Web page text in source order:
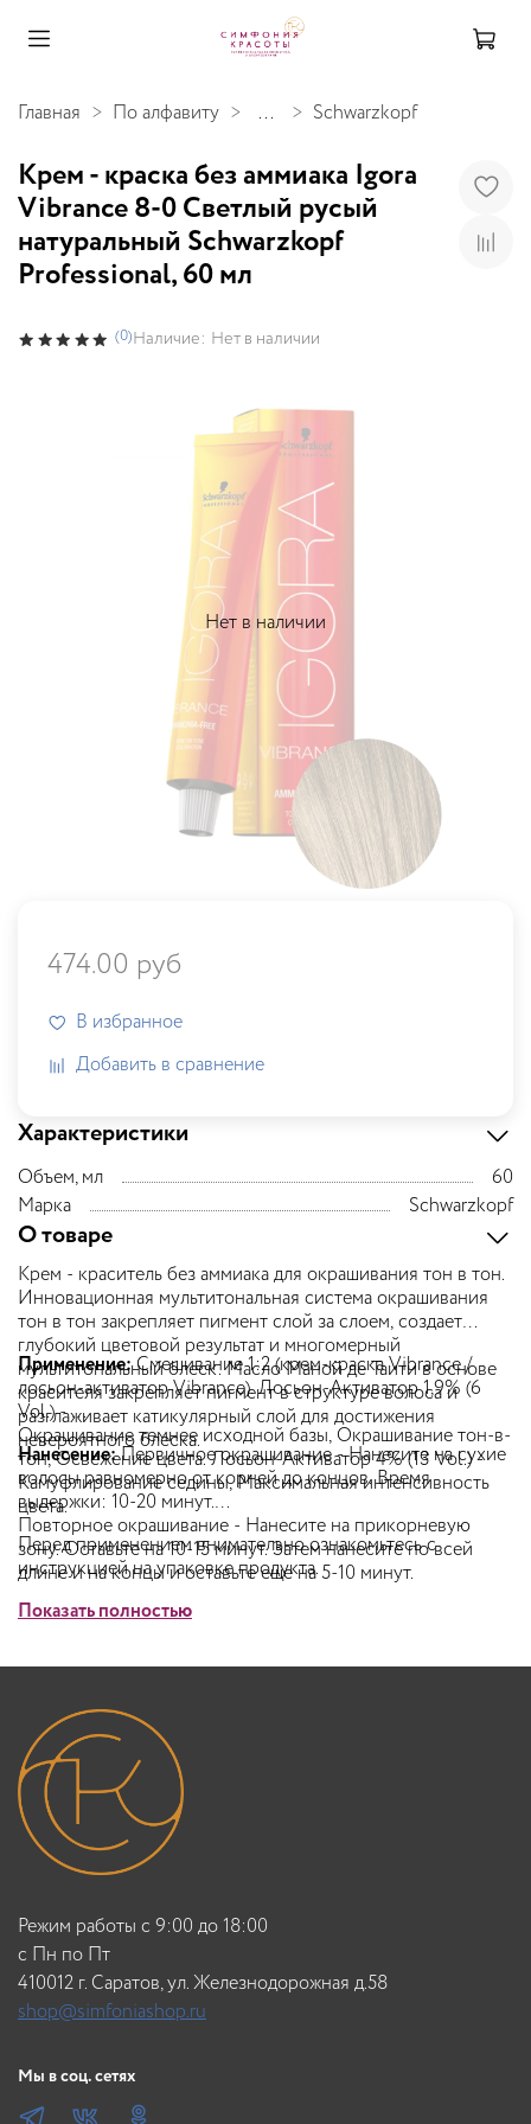
Главная По алфавиту ... Schwarzkopf
Нет в наличии
Крем - краска без аммиака Igora
Vibrance 8-0 Светлый русый
натуральный Schwarzkopf
Professional, 60 мл
(0)Наличие: Нет в наличии
Характеристики
Объем, мл
60
Марка
Schwarzkopf
О товаре
Крем - краситель без аммиака для окрашивания тон в тон.
Инновационная мультитональная система окрашивания
тон в тон закрепляет пигмент слой за слоем, создает
глубокий цветовой результат и многомерный
мультитональный блеск. Масло Маной де Таити в основе
красителя закрепляет пигмент в структуре волоса и
разглаживает катикулярный слой для достижения
невероятного блеска.
Применение:Смешивание 1:2 (крем-краска Vibrance /
лосьон-активатор Vibrance). Лосьон-Активатор 1,9% (6
Vol.) -
Окрашивание темнее исходной базы, Окрашивание тон-в-
тон, Освежение цвета. Лосьон-Активатор 4% (13 Vol.) -
Камуфлирование седины, Максимальная интенсивность
цвета.
Нанесение:Первичное окрашивание - Нанесите на сухие
волосы равномерно от корней до концов. Время
выдержки: 10-20 минут.
Повторное окрашивание - Нанесите на прикорневую
зону. Оставьте на 10-15 минут. Затем нанесите по всей
длине и на концы и оставьте еще на 5-10 минут.
Перед применением внимательно ознакомьтесь с
инструкцией на упаковке продукта.
Показать полностью
474.00 руб
В избранное
Добавить в сравнение
Режим работы с 9:00 до 18:00
c Пн по Пт
410012 г. Саратов, ул. Железнодорожная д.58
shop@simfoniashop.ru
Мы в соц. сетях